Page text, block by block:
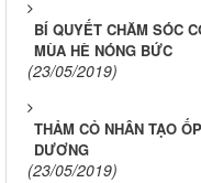
BÍ QUYẾT CHĂM SÓC
MÙA HÈ NÓNG BỨC
(23/05/2019)
THẢM CỎ NHÂN TẠO
DƯƠNG
(23/05/2019)